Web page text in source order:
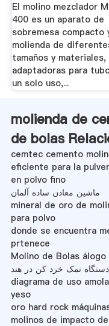
El molino mezclador
400 es un aparato de
sobremesa compacto
molienda de
tamaños y materiales,
adaptadoras para
un solo uso,...
molienda de
de bolas
cemtec cemento
eficiente para la
en polvo fino
ماشین معادن ساده آلمان
mineral de oro de
para polvo
donde se encuentra
prtenece
Molino de Bolas álogo
نمک خرد کن در هند
diagrama de uso
yeso
oro hard rock
molinos de impacto